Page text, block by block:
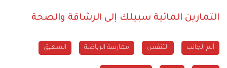
التمارين المائية سبيلك إلى الرشاقة والصحة
آلم الجانب التنفس ممارسة الرياضة الشهيق